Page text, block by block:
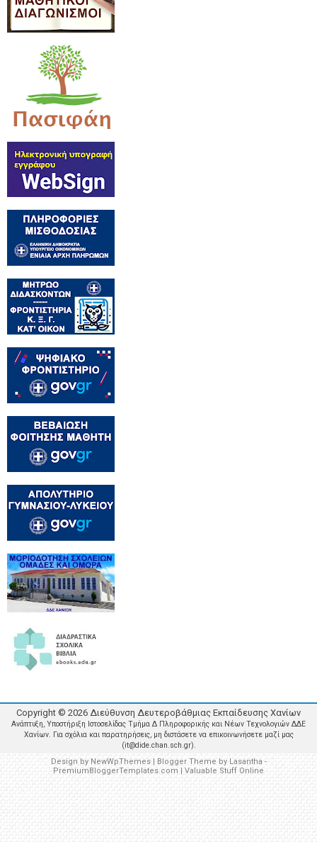
Copyright © 2026 Διεύθυνση Δευτεροβάθμιας Εκπαίδευσης Χανίων
Ανάπτυξη, Υποστήριξη Ιστοσελίδας Τμήμα Δ Πληροφορικής και Νέων Τεχνολογιών ΔΔΕ
Χανίων. Για σχόλια και παρατηρήσεις, μη διστάσετε να επικοινωνήσετε μαζί μας
(it@dide.chan.sch.gr).
Design byNewWpThemes| Blogger Theme by Lasantha -
PremiumBloggerTemplates.com | Valuable Stuff Online